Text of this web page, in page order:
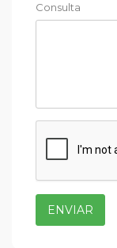
Consulta
ENVIAR